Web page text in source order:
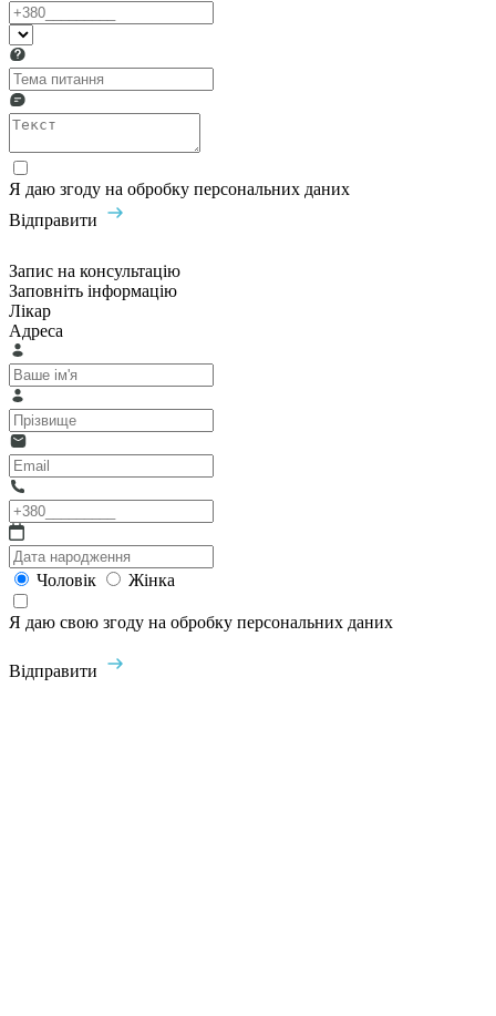
Я даю згоду на обробку персональних даних
Відправити
Запис на консультацію
Заповніть інформацію
Лікар
Адреса
Чоловік Жінка
Я даю свою згоду на обробку персональних даних
Відправити